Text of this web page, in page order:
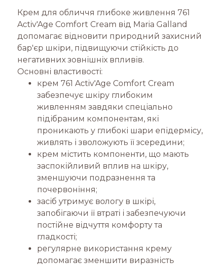
Крем для обличчя глибоке живлення 761
Activ'Age Comfort Cream від Maria Galland
допомагає відновити природний захисний
бар'єр шкіри, підвищуючи стійкість до
негативних зовнішніх впливів.
Основні властивості:
крем 761 Activ'Age Comfort Cream
забезпечує шкіру глибоким
живленням завдяки спеціально
підібраним компонентам, які
проникають у глибокі шари епідермісу,
живлять і зволожують її зсередини;
крем містить компоненти, що мають
заспокійливий вплив на шкіру,
зменшуючи подразнення та
почервоніння;
засіб утримує вологу в шкірі,
запобігаючи її втраті і забезпечуючи
постійне відчуття комфорту та
гладкості;
регулярне використання крему
допомагає зменшити виразність